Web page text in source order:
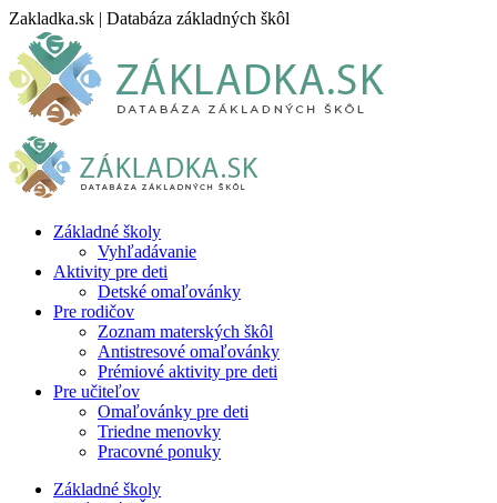
Skip
content
Zakladka.sk | Databáza základných škôl
Základné školy
Vyhľadávanie
Aktivity pre deti
Detské omaľovánky
Pre rodičov
Zoznam materských škôl
Antistresové omaľovánky
Prémiové aktivity pre deti
Pre učiteľov
Omaľovánky pre deti
Triedne menovky
Pracovné ponuky
Základné školy